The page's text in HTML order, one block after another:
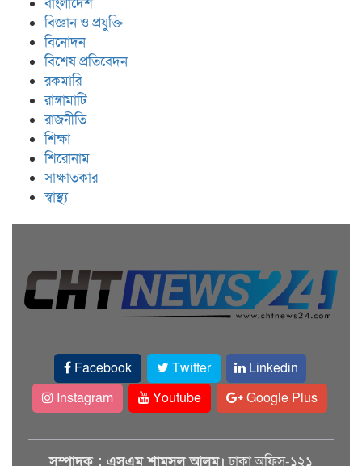
বিজ্ঞান ও প্রযুক্তি
বিনোদন
বিশেষ প্রতিবেদন
রকমারি
রাঙ্গামাটি
রাজনীতি
শিক্ষা
শিরোনাম
সাক্ষাতকার
স্বাস্থ্য
Facebook Twitter
Linkedin
Instagram
Youtube Google Plus
সম্পাদক : এসএম শামসুল আলম। ঢাকা অফিস-১২১